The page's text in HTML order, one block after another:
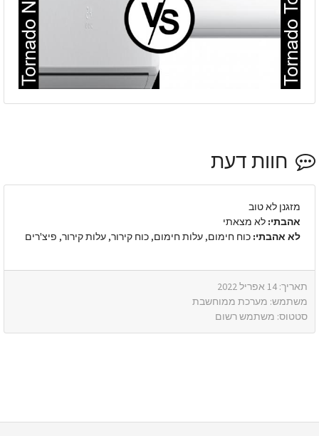
חוות דעת
מזגנן לא טוב
אהבתי:לא מצאתי
לא אהבתי:כוח חימום, עלות חימום, כוח קירור, עלות קירור, פיצ'רים
תאריך: 14 אפריל 2022
משתמש: מערכת ממוחשבת
סטטוס: משתמש רשום